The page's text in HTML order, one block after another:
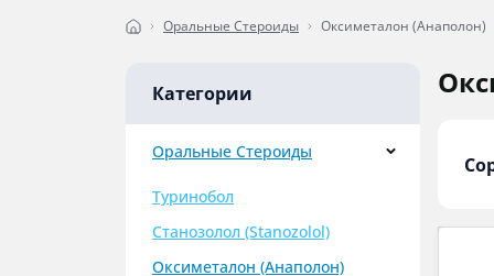
Оральные Стероиды Оксиметалон (Анаполон)
Категории
Оральные Стероиды
Туринобол
Станозолол (Stanozolol)
Оксиметалон (Анаполон)